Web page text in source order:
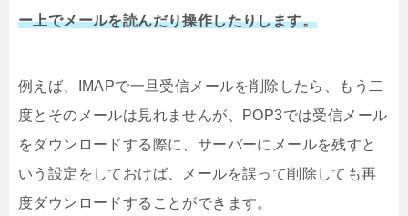
ー上でメールを読んだり操作したりします。
例えば、IMAPで一旦受信メールを削除したら、もう二
度とそのメールは見れませんが、POP3では受信メール
をダウンロードする際に、サーバーにメールを残すと
いう設定をしておけば、メールを誤って削除しても再
度ダウンロードすることができます。